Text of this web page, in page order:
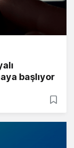
başlıyor